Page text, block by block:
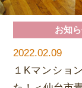
お知
2022.02.09
１Kマンショ